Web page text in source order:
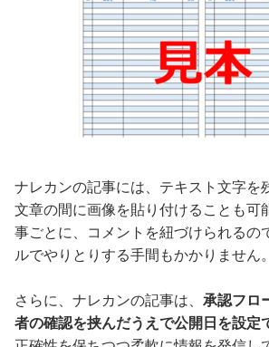
ナレカンの記事には、テキスト文字を
文章の間に画像を貼り付けることも可
事ごとに、コメントを紐づけられるの
ルでやりとりする手間もかかりません。
さらに、ナレカンの記事は、 承認フロ
者の確認を挟んだうえで公開日を設定